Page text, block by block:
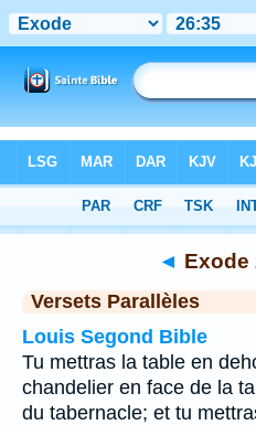
Chapitre 26> Verset 35
◄ Exode
Versets Parallèles
Louis Segond Bible
Tu mettras la table en
chandelier en face de la
du tabernacle; et tu